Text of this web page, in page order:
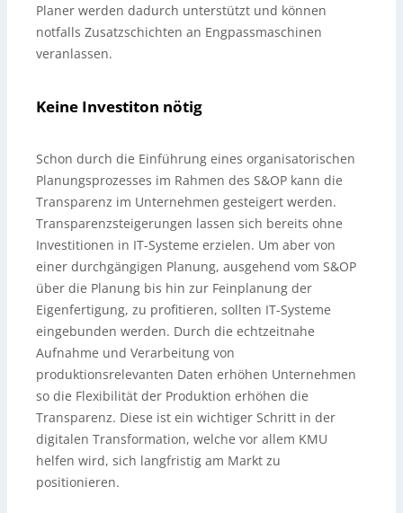
Planer werden dadurch unterstützt und können
notfalls Zusatzschichten an Engpassmaschinen
veranlassen.
Keine Investiton nötig
Schon durch die Einführung eines organisatorischen
Planungsprozesses im Rahmen des S&OP kann die
Transparenz im Unternehmen gesteigert werden.
Transparenzsteigerungen lassen sich bereits ohne
Investitionen in IT-Systeme erzielen. Um aber von
einer durchgängigen Planung, ausgehend vom S&OP
über die Planung bis hin zur Feinplanung der
Eigenfertigung, zu profitieren, sollten IT-Systeme
eingebunden werden. Durch die echtzeitnahe
Aufnahme und Verarbeitung von
produktionsrelevanten Daten erhöhen Unternehmen
so die Flexibilität der Produktion erhöhen die
Transparenz. Diese ist ein wichtiger Schritt in der
digitalen Transformation, welche vor allem KMU
helfen wird, sich langfristig am Markt zu
positionieren.